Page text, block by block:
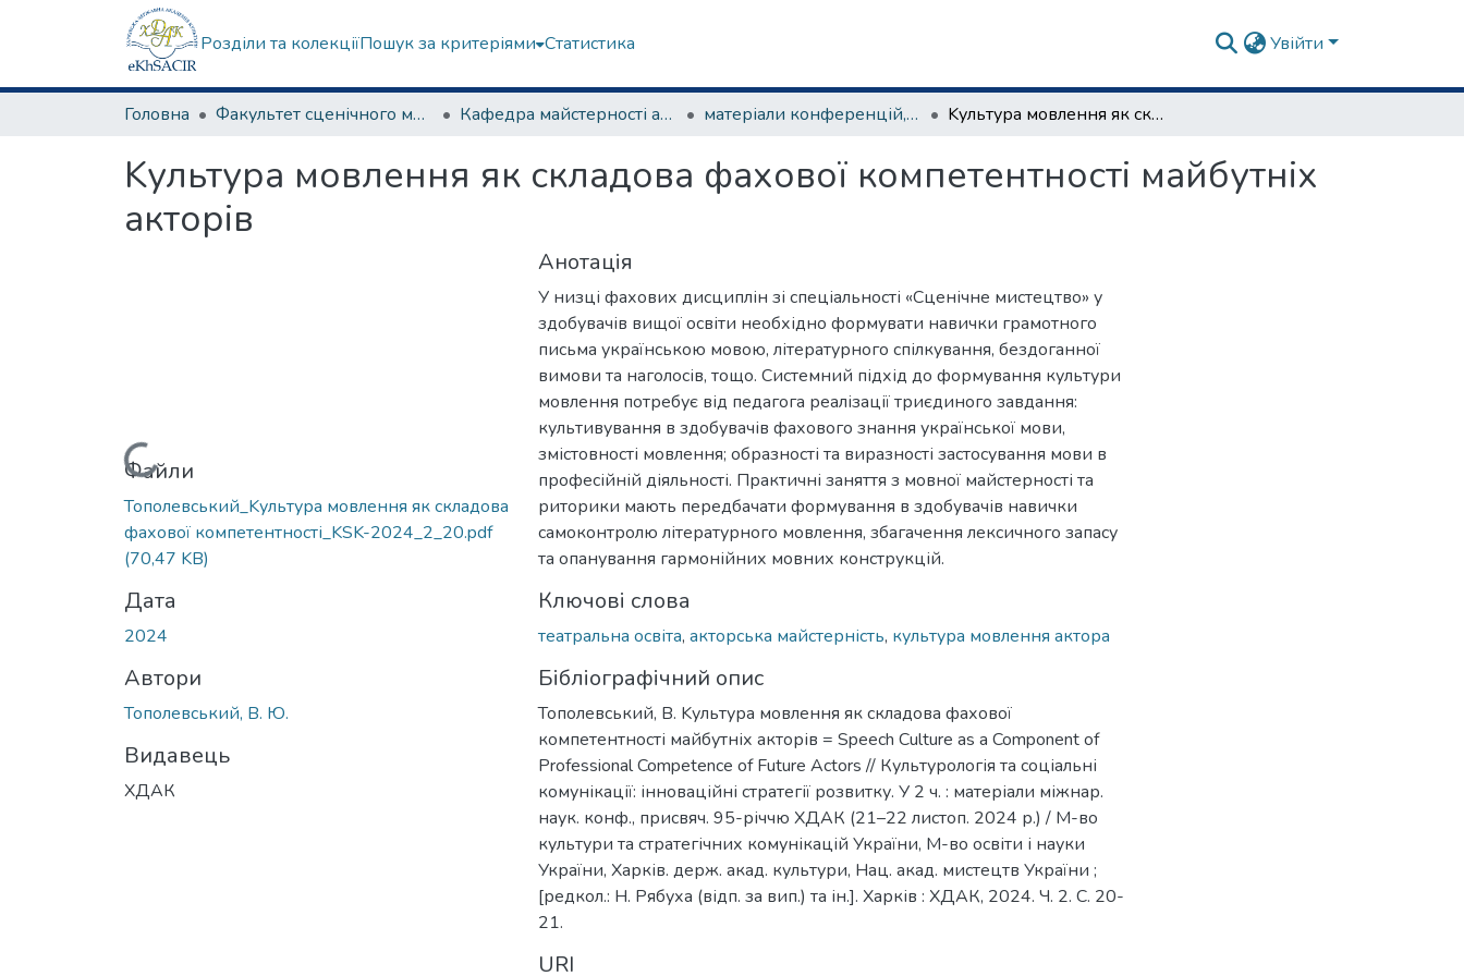
Розділи та колекціїПошук за критеріями Статистика Увійти
Головна Факультет сценічного мистецтва Кафедра майстерності актора матеріали конференцій, семінарів, круглих столів та ін. Kультура мовлення як складова фахової компетентності майбутніх акторів
Kультура мовлення як складова фахової компетентності майбутніх
акторів
Вантажиться...
Файли
Тополевський_Kультура мовлення як складова
фахової компетентності_KSK-2024_2_20.pdf
(70,47 KB)
Дата
2024
Автори
Тополевський, В. Ю.
Видавець
ХДАК
Анотація
У низці фахових дисциплін зі спеціальності «Сценічне мистецтво» у
здобувачів вищої освіти необхідно формувати навички грамотного
письма українською мовою, літературного спілкування, бездоганної
вимови та наголосів, тощо. Системний підхід до формування культури
мовлення потребує від педагога реалізації триєдиного завдання:
культивування в здобувачів фахового знання української мови,
змістовності мовлення; образності та виразності застосування мови в
професійній діяльності. Практичні заняття з мовної майстерності та
риторики мають передбачати формування в здобувачів навички
самоконтролю літературного мовлення, збагачення лексичного запасу
та опанування гармонійних мовних конструкцій.
Ключові слова
театральна освіта, акторська майстерність, культура мовлення актора
Бібліографічний опис
Тополевський, В. Kультура мовлення як складова фахової
компетентності майбутніх акторів = Speech Culture as a Component of
Professional Competence of Future Actors // Культурологія та соціальні
комунікації: інноваційні стратегії розвитку. У 2 ч. : матеріали міжнар.
наук. конф., присвяч. 95-річчю ХДАК (21–22 листоп. 2024 р.) / М-во
культури та стратегічних комунікацій України, М-во освіти і науки
України, Харків. держ. акад. культури, Нац. акад. мистецтв України ;
[редкол.: Н. Рябуха (відп. за вип.) та ін.]. Харків : ХДАК, 2024. Ч. 2. С. 20-
21.
URI